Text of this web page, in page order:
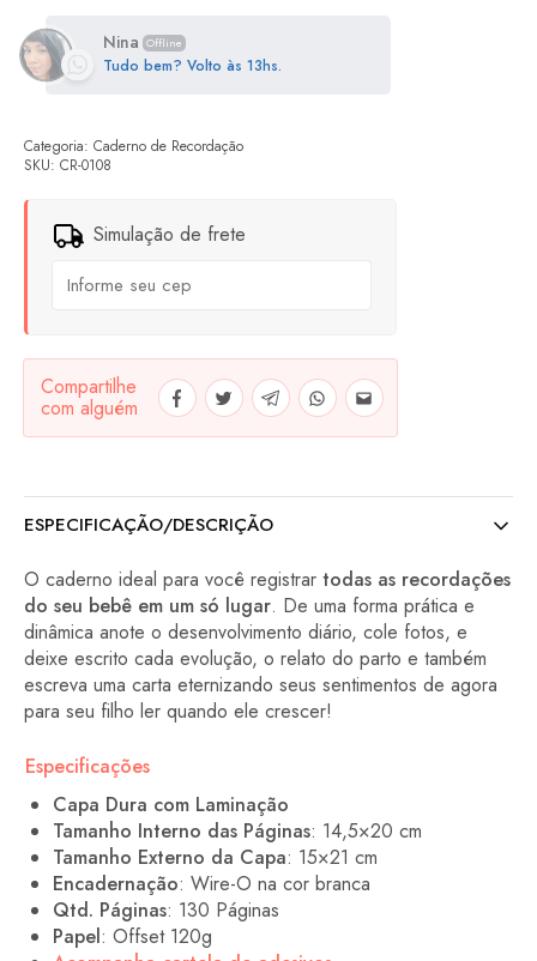
Nina Offline
Tudo bem? Volto às 13hs.
SKU: CR-0108
Categoria: Caderno de Recordação
Simulação de frete
Compartilhe
com alguém
ESPECIFICAÇÃO/DESCRIÇÃO
O caderno ideal para você registrar todas as recordações
do seu bebê em um só lugar. De uma forma prática e
dinâmica anote o desenvolvimento diário, cole fotos, e
deixe escrito cada evolução, o relato do parto e também
escreva uma carta eternizando seus sentimentos de agora
para seu filho ler quando ele crescer!
Especificações
Capa Dura com Laminação
Tamanho Interno das Páginas: 14,5×20 cm
Tamanho Externo da Capa: 15×21 cm
Encadernação: Wire-O na cor branca
Qtd. Páginas: 130 Páginas
Papel: Offset 120g